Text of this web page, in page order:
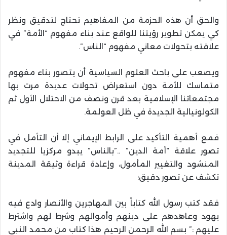
والحق أن هذه الحزمة من المفاهيم تحتاج لتدقيق ونظر
كي يمكن تطوير رؤيتنا للواقع عند بناء مفهوم “الأمة” في
علاقته بتحولات معاني مفهوم “الناس”.
ويصعب على باحث العلوم السياسية أن يتصور بناء مفهوم
متماسك للأمة دون استعراض تحولات عديدة مرت بها
مجتمعاتنا الإسلامية بعد قرن ونصف من الاحتلال الأول ثم
الكولونيالية الجديدة في ظل العولمة.
فمع أهمية التأكيد على الرابط الإيماني إلا أن التأمل في
تصور علاقة “أمة الدين” ..”بالناس” يبدو مركزيا للتجديد
المنشود والتغيير المأمول، وإعادة قراءة وثيقة المدينة
تكشف عن تصور دقيق؛
فقد كتب رسول الله كتاباً بين المهاجرين والأنصار وادع فيه
يهود وعاهدهم على دينهم وأموالهم وشرط لهم واشترط
عليهم :” بسم الله الرحمن الرحيم هذا كتاب من محمد النبي